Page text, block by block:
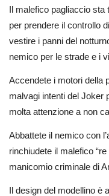
Il malefico pagliaccio sta
per prendere il controllo
vestire i panni del
nemico per le strade e i
Accendete i motori della
malvagi intenti del Joker
molta attenzione a non
Abbattete il nemico con
rinchiudete il malefico
manicomio criminale di
Il design del modellino è